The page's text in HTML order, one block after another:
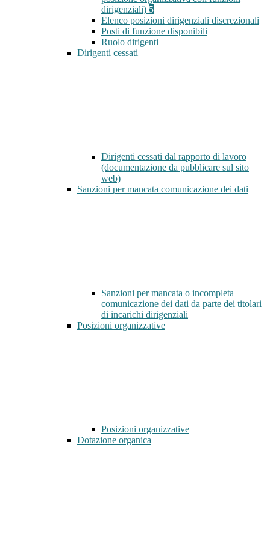
dirigenziali) 5
Elenco posizioni dirigenziali discrezionali
Posti di funzione disponibili
Ruolo dirigenti
Dirigenti cessati
Dirigenti cessati dal rapporto di lavoro
(documentazione da pubblicare sul sito
web)
Sanzioni per mancata comunicazione dei dati
Sanzioni per mancata o incompleta
comunicazione dei dati da parte dei titolari
di incarichi dirigenziali
Posizioni organizzative
Posizioni organizzative
Dotazione organica